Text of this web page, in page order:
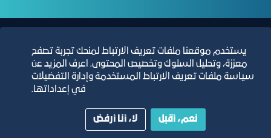
مبنى الغرفة الرئيسي
يستخدم موقعنا ملفات تعريف الارتباط لمنحك تجربة تصفح
معززة، وتحليل السلوك وتخصيص المحتوى. اعرف المزيد عن
سياسة ملفات تعريف الارتباط المستخدمة وإدارة التفضيلات
في إعداداتها.
نعم، أقبل لا، أنا أرفض